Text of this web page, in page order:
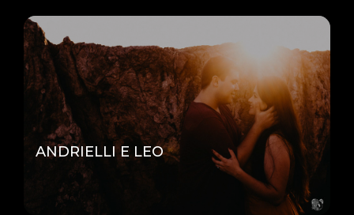
ANDRIELLI E LEO